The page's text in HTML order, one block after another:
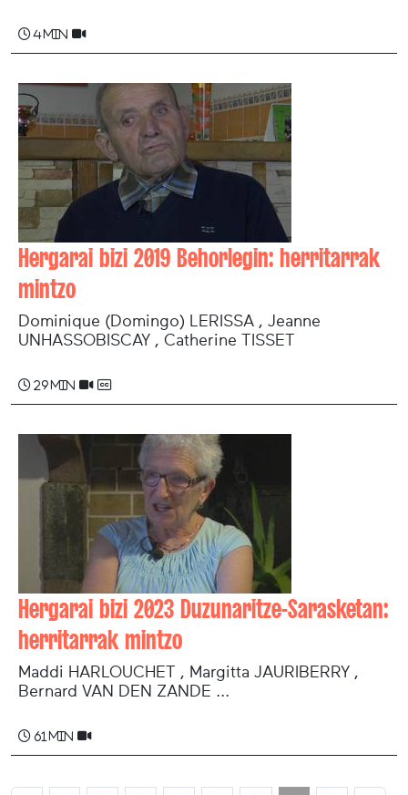
4 min
Hergarai bizi 2019 Behorlegin: herritarrak
mintzo
Dominique (Domingo) LERISSA , Jeanne
UNHASSOBISCAY , Catherine TISSET
29 min
Hergarai bizi 2023 Duzunaritze-Sarasketan:
herritarrak mintzo
Maddi HARLOUCHET , Margitta JAURIBERRY ,
Bernard VAN DEN ZANDE ...
61 min